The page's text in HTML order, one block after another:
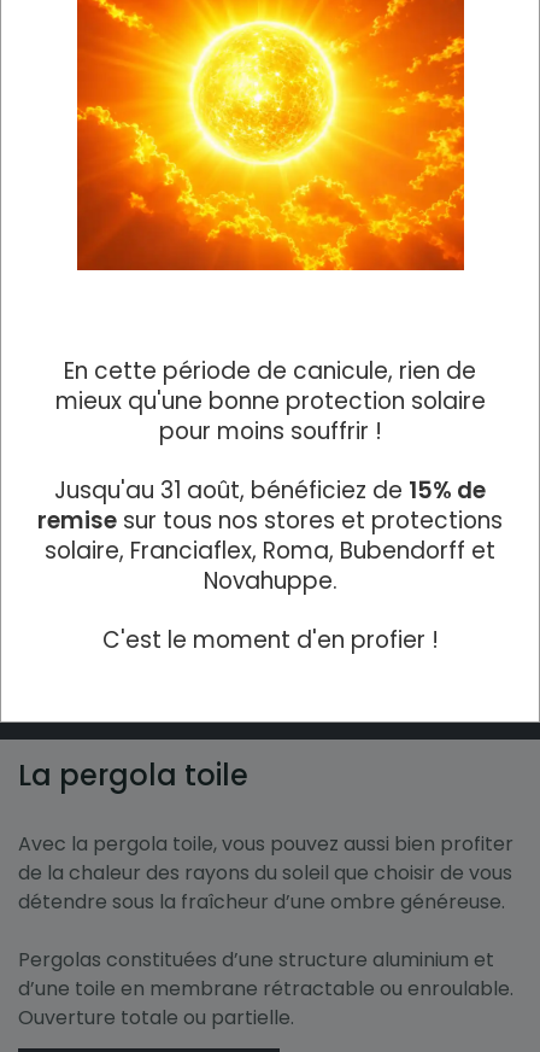
La pergola bioclimatique
De conception sur-mesure, les pergolas sont
conçues pour s’intégrer parfaitement à votre
habitation et à toutes les configurations : adossée à
votre maison ou autoportante, dans votre jardin ou
au bord de votre piscine.
La pergola toile
Avec la pergola toile, vous pouvez aussi bien profiter
de la chaleur des rayons du soleil que choisir de vous
détendre sous la fraîcheur d’une ombre généreuse.
Pergolas constituées d’une structure aluminium et
d’une toile en membrane rétractable ou enroulable.
Ouverture totale ou partielle.
En cette période de canicule, rien de
mieux qu'une bonne protection solaire
pour moins souffrir !
Jusqu'au 31 août, bénéficiez de 15% de
remise sur tous nos stores et protections
solaire, Franciaflex, Roma, Bubendorff et
Novahuppe.
C'est le moment d'en profier !